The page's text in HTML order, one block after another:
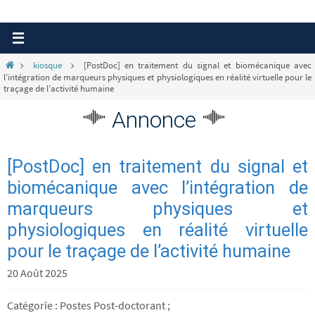
Homekiosque
[PostDoc] en traitement du signal et biomécanique avec
l’intégration de marqueurs physiques et physiologiques en réalité virtuelle pour le
traçage de l’activité humaine
Annonce
[PostDoc] en traitement du signal et
biomécanique avec l’intégration de
marqueurs physiques et
physiologiques en réalité virtuelle
pour le traçage de l’activité humaine
20 Août 2025
Catégorie : Postes Post-doctorant ;